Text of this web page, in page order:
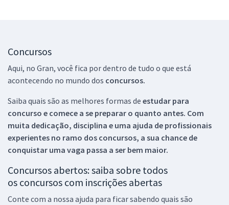
Concursos
Aqui, no Gran, você fica por dentro de tudo o que está
acontecendo no mundo dos concursos.
Saiba quais são as melhores formas de estudar para
concurso e comece a se preparar o quanto antes. Com
muita dedicação, disciplina e uma ajuda de profissionais
experientes no ramo dos concursos, a sua chance de
conquistar uma vaga passa a ser bem maior.
Concursos abertos: saiba sobre todos
os concursos com inscrições abertas
Conte com a nossa ajuda para ficar sabendo quais são